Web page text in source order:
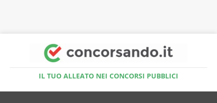
IL TUO ALLEATO NEI CONCORSI PUBBLICI